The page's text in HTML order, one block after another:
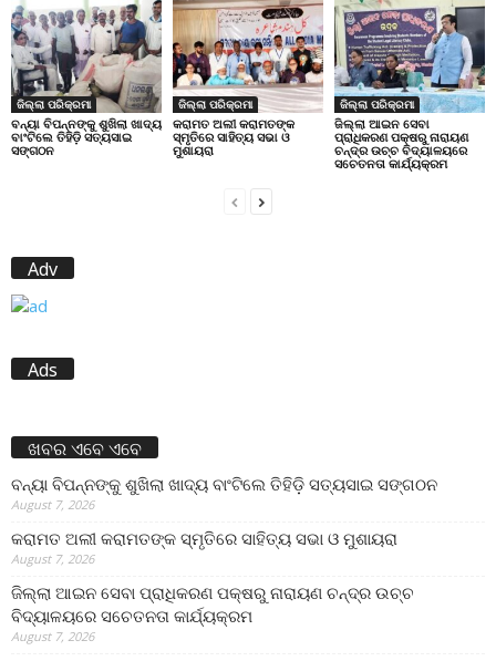
ଜିଲ୍ଲା ପରିକ୍ରମା
ବନ୍ୟା ବିପନ୍ନଙ୍କୁ ଶୁଖିଲା ଖାଦ୍ୟ
ବାଂଟିଲେ ତିହିଡି଼ ସତ୍ୟସାଇ
ସଙ୍ଗଠନ
ଜିଲ୍ଲା ପରିକ୍ରମା
କରାମତ ଅଲୀ କରାମତଙ୍କ
ସ୍ମୃତିରେ ସାହିତ୍ୟ ସଭା ଓ
ମୁଶାୟରା
ଜିଲ୍ଲା ପରିକ୍ରମା
ଜିଲ୍ଲା ଆଇନ ସେବା
ପ୍ରାଧିକରଣ ପକ୍ଷରୁ ନାରାୟଣ
ଚନ୍ଦ୍ର ଉଚ୍ଚ ବିଦ୍ୟାଳୟରେ
ସଚେତନତା କାର୍ଯ୍ୟକ୍ରମ
Adv
Ads
ଖବର ଏବେ ଏବେ
ବନ୍ୟା ବିପନ୍ନଙ୍କୁ ଶୁଖିଲା ଖାଦ୍ୟ ବାଂଟିଲେ ତିହିଡି଼ ସତ୍ୟସାଇ ସଙ୍ଗଠନ
August 7, 2026
କରାମତ ଅଲୀ କରାମତଙ୍କ ସ୍ମୃତିରେ ସାହିତ୍ୟ ସଭା ଓ ମୁଶାୟରା
August 7, 2026
ଜିଲ୍ଲା ଆଇନ ସେବା ପ୍ରାଧିକରଣ ପକ୍ଷରୁ ନାରାୟଣ ଚନ୍ଦ୍ର ଉଚ୍ଚ
ବିଦ୍ୟାଳୟରେ ସଚେତନତା କାର୍ଯ୍ୟକ୍ରମ
August 7, 2026